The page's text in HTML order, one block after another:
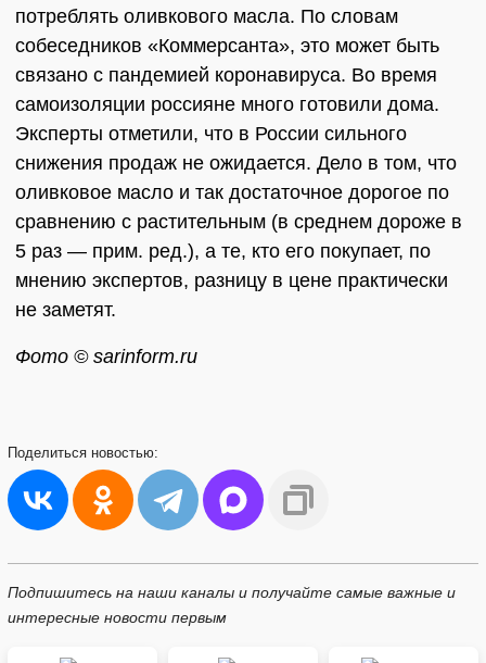
потреблять оливкового масла. По словам
собеседников «Коммерсанта», это может быть
связано с пандемией коронавируса. Во время
самоизоляции россияне много готовили дома.
Эксперты отметили, что в России сильного
снижения продаж не ожидается. Дело в том, что
оливковое масло и так достаточное дорогое по
сравнению с растительным (в среднем дороже в
5 раз — прим. ред.), а те, кто его покупает, по
мнению экспертов, разницу в цене практически
не заметят.
Фото © sarinform.ru
Поделиться новостью:
Подпишитесь на наши каналы и получайте самые важные и
интересные новости первым